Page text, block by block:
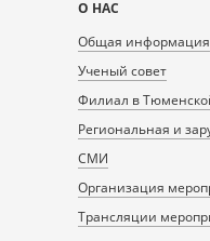
Карта
сайта
О НАС
Общая информация
Ученый совет
Филиал в
Региональная и
СМИ
Организация
Трансляции